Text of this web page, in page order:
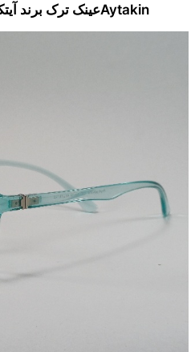
Aytakinعینک ترک برند آیتکین مدلA2119ck36